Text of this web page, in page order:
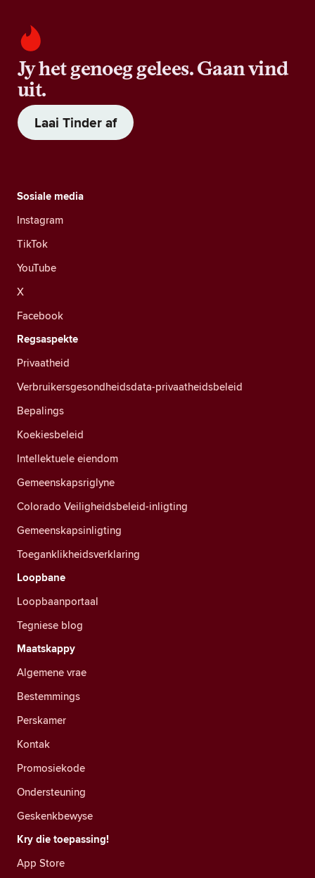
Jy het genoeg gelees. Gaan vind
uit.
Laai Tinder af
Sosiale media
Instagram
TikTok
YouTube
X
Facebook
Regsaspekte
Privaatheid
Verbruikersgesondheidsdata-privaatheidsbeleid
Bepalings
Koekiesbeleid
Intellektuele eiendom
Gemeenskapsriglyne
Colorado Veiligheidsbeleid-inligting
Gemeenskapsinligting
Toeganklikheidsverklaring
Loopbane
Loopbaanportaal
Tegniese blog
Maatskappy
Algemene vrae
Bestemmings
Perskamer
Kontak
Promosiekode
Ondersteuning
Geskenkbewyse
Kry die toepassing!
App Store